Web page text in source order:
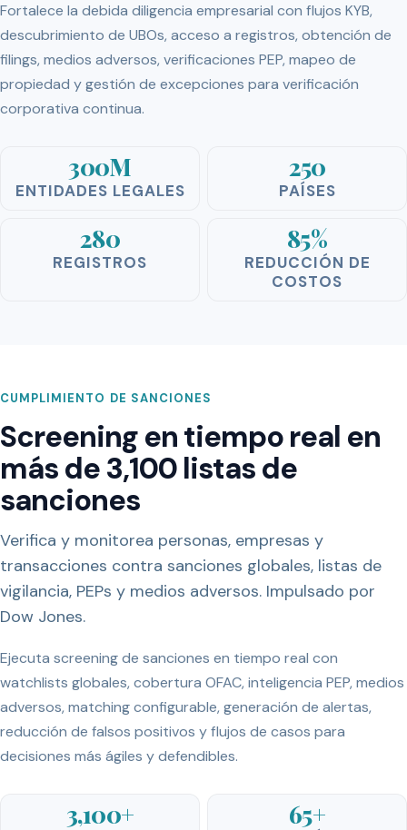
Fortalece la debida diligencia empresarial con flujos KYB,
descubrimiento de UBOs, acceso a registros, obtención de
filings, medios adversos, verificaciones PEP, mapeo de
propiedad y gestión de excepciones para verificación
corporativa continua.
300M
ENTIDADES LEGALES
250
PAÍSES
280
REGISTROS
85%
REDUCCIÓN DE
COSTOS
CUMPLIMIENTO DE SANCIONES
Screening en tiempo real en
más de 3,100 listas de
sanciones
Verifica y monitorea personas, empresas y
transacciones contra sanciones globales, listas de
vigilancia, PEPs y medios adversos. Impulsado por
Dow Jones.
Ejecuta screening de sanciones en tiempo real con
watchlists globales, cobertura OFAC, inteligencia PEP, medios
adversos, matching configurable, generación de alertas,
reducción de falsos positivos y flujos de casos para
decisiones más ágiles y defendibles.
3,100+ 65+